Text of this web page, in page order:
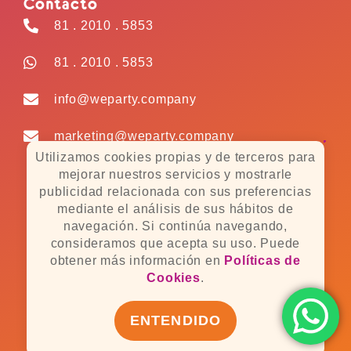
81 . 2010 . 5853
81 . 2010 . 5853
info@weparty.company
marketing@weparty.company
Políticas de Cookies
Políticas de Privacidad
Made by:PulsoDigital
Utilizamos cookies propias y de terceros para
mejorar nuestros servicios y mostrarle
publicidad relacionada con sus preferencias
mediante el análisis de sus hábitos de
navegación. Si continúa navegando,
consideramos que acepta su uso. Puede
obtener más información en Políticas de
Cookies.
ENTENDIDO